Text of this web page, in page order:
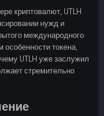
криптовалют, UTLH
нужд и
международного
токена,
UTLH уже заслужил
стремительно